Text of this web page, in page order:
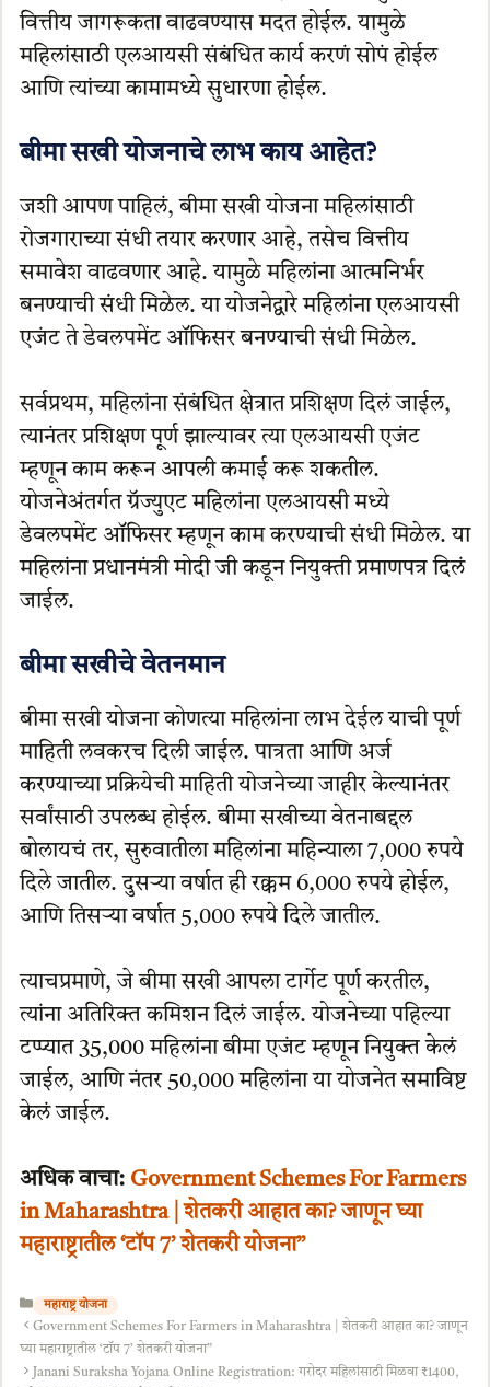
वित्तीय जागरूकता वाढवण्यास मदत होईल. यामुळे
महिलांसाठी एलआयसी संबंधित कार्य करणं सोपं होईल
आणि त्यांच्या कामामध्ये सुधारणा होईल.
बीमा सखी योजनाचे लाभ काय आहेत?
जशी आपण पाहिलं, बीमा सखी योजना महिलांसाठी
रोजगाराच्या संधी तयार करणार आहे, तसेच वित्तीय
समावेश वाढवणार आहे. यामुळे महिलांना आत्मनिर्भर
बनण्याची संधी मिळेल. या योजनेद्वारे महिलांना एलआयसी
एजंट ते डेवलपमेंट ऑफिसर बनण्याची संधी मिळेल.
सर्वप्रथम, महिलांना संबंधित क्षेत्रात प्रशिक्षण दिलं जाईल,
त्यानंतर प्रशिक्षण पूर्ण झाल्यावर त्या एलआयसी एजंट
म्हणून काम करून आपली कमाई करू शकतील.
योजनेअंतर्गत ग्रॅज्युएट महिलांना एलआयसी मध्ये
डेवलपमेंट ऑफिसर म्हणून काम करण्याची संधी मिळेल. या
महिलांना प्रधानमंत्री मोदी जी कडून नियुक्ती प्रमाणपत्र दिलं
जाईल.
बीमा सखीचे वेतनमान
बीमा सखी योजना कोणत्या महिलांना लाभ देईल याची पूर्ण
माहिती लवकरच दिली जाईल. पात्रता आणि अर्ज
करण्याच्या प्रक्रियेची माहिती योजनेच्या जाहीर केल्यानंतर
सर्वांसाठी उपलब्ध होईल. बीमा सखीच्या वेतनाबद्दल
बोलायचं तर, सुरुवातीला महिलांना महिन्याला 7,000 रुपये
दिले जातील. दुसऱ्या वर्षात ही रक्कम 6,000 रुपये होईल,
आणि तिसऱ्या वर्षात 5,000 रुपये दिले जातील.
त्याचप्रमाणे, जे बीमा सखी आपला टार्गेट पूर्ण करतील,
त्यांना अतिरिक्त कमिशन दिलं जाईल. योजनेच्या पहिल्या
टप्प्यात 35,000 महिलांना बीमा एजंट म्हणून नियुक्त केलं
जाईल, आणि नंतर 50,000 महिलांना या योजनेत समाविष्ट
केलं जाईल.
अधिक वाचा: Government Schemes For Farmers
in Maharashtra | शेतकरी आहात का? जाणून घ्या
महाराष्ट्रातील ‘टॉप 7’ शेतकरी योजना”
Categories
महाराष्ट्र योजना
Government Schemes For Farmers in Maharashtra | शेतकरी आहात का? जाणून
घ्या महाराष्ट्रातील ‘टॉप 7’ शेतकरी योजना”
Janani Suraksha Yojana Online Registration: गरोदर महिलांसाठी मिळवा ₹1400,